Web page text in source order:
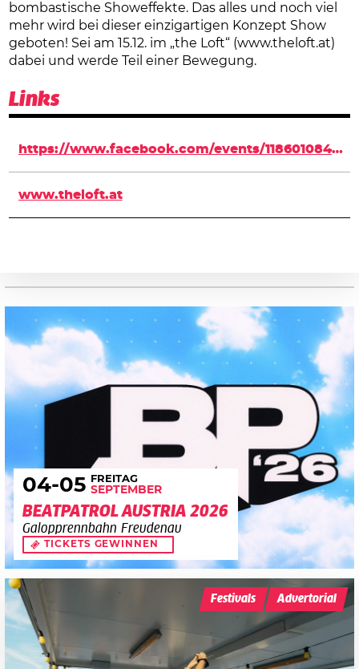
bombastische Showeffekte. Das alles und noch viel
mehr wird bei dieser einzigartigen Konzept Show
geboten! Sei am 15.12. im „the Loft“ (www.theloft.at)
dabei und werde Teil einer Bewegung.
Links
https://www.facebook.com/events/1186010848154324/
www.theloft.at
04-05 FREITAG
SEPTEMBER
BEATPATROL AUSTRIA 2026
Galopprennbahn Freudenau
TICKETS GEWINNEN
Festivals Advertorial